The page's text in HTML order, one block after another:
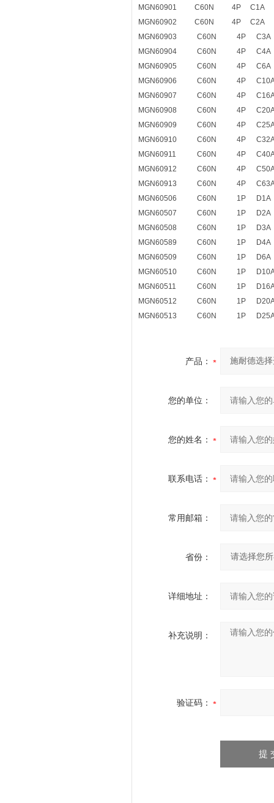
MGN60901 C60N 4P
C1A
MGN60902
C60N 4P
C2A
MGN60903
C60N 4P
C3A
MGN60904
C60N 4P
C4A
MGN60905
C60N 4P
C6A
MGN60906
C60N 4P
MGN60907
C60N 4P
MGN60908
C60N 4P
MGN60909
C60N 4P
MGN60910
C60N 4P
MGN60911
C60N 4P
MGN60912
C60N 4P
MGN60913
C60N 4P
MGN60506
C60N 1P
D1A
MGN60507
C60N 1P
D2A
MGN60508
C60N 1P
D3A
MGN60589
C60N 1P
D4A
MGN60509
C60N 1P
D6A
MGN60510
C60N 1P
MGN60511
C60N 1P
MGN60512
C60N 1P
MGN60513
C60N 1P
产品：
您的单位：
您的姓名：
联系电话：
常用邮箱：
省份：
详细地址：
补充说明：
验证码：